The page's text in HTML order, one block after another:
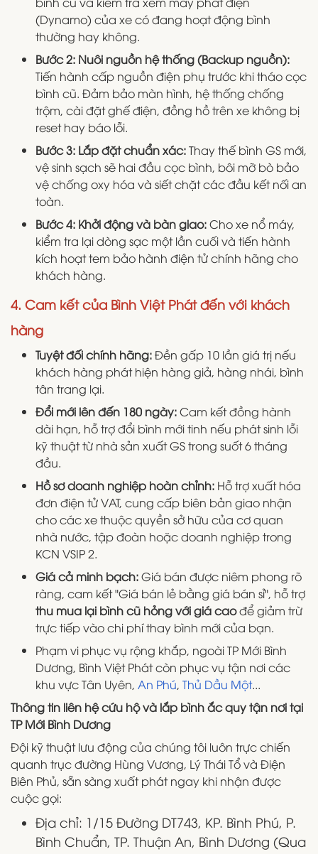
(Dynamo) của xe có đang hoạt động bình
thường hay không.
Bước 2: Nuôi nguồn hệ thống (Backup nguồn):
Tiến hành cấp nguồn điện phụ trước khi tháo cọc
bình cũ. Đảm bảo màn hình, hệ thống chống
trộm, cài đặt ghế điện, đồng hồ trên xe không bị
reset hay báo lỗi.
Bước 3: Lắp đặt chuẩn xác:Thay thế bình GS mới,
vệ sinh sạch sẽ hai đầu cọc bình, bôi mỡ bò bảo
vệ chống oxy hóa và siết chặt các đầu kết nối an
toàn.
Bước 4: Khởi động và bàn giao:Cho xe nổ máy,
kiểm tra lại dòng sạc một lần cuối và tiến hành
kích hoạt tem bảo hành điện tử chính hãng cho
khách hàng.
4. Cam kết của Bình Việt Phát đến với khách
hàng
Tuyệt đối chính hãng:Đền gấp 10 lần giá trị nếu
khách hàng phát hiện hàng giả, hàng nhái, bình
tân trang lại.
Đổi mới lên đến 180 ngày:Cam kết đồng hành
dài hạn, hỗ trợ đổi bình mới tinh nếu phát sinh lỗi
kỹ thuật từ nhà sản xuất GS trong suốt 6 tháng
đầu.
Hồ sơ doanh nghiệp hoàn chỉnh: Hỗ trợ xuất hóa
đơn điện tử VAT, cung cấp biên bản giao nhận
cho các xe thuộc quyền sở hữu của cơ quan
nhà nước, tập đoàn hoặc doanh nghiệp trong
KCN VSIP 2.
Giá cả minh bạch:Giá bán được niêm phong rõ
ràng, cam kết "Giá bán lẻ bằng giá bán sỉ", hỗ trợ
thu mua lại bình cũ hỏng với giá caođể giảm trừ
trực tiếp vào chi phí thay bình mới của bạn.
Phạm vi phục vụ rộng khắp, ngoài TP Mới Bình
Dương, Bình Việt Phát còn phục vụ tận nơi các
khu vực Tân Uyên, An Phú, Thủ Dầu Một...
Thông tin liên hệ cứu hộ và lắp bình ắc quy tận nơi tại
TP Mới Bình Dương
Đội kỹ thuật lưu động của chúng tôi luôn trực chiến
quanh trục đường Hùng Vương, Lý Thái Tổ và Điện
Biên Phủ, sẵn sàng xuất phát ngay khi nhận được
cuộc gọi:
Địa chỉ: 1/15 Đường DT743, KP. Bình Phú, P.
Bình Chuẩn, TP. Thuận An, Bình Dương (Qua